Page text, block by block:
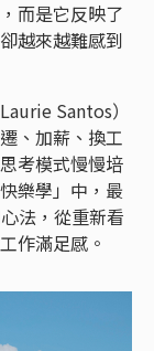
而是它反映了
越來越難感到
Santos）
、加薪、換工
考模式慢慢培
樂學」中，最
法，從重新看
作滿足感。